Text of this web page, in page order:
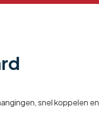
snel koppelen en